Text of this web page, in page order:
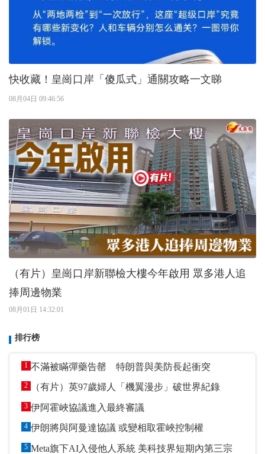
快收藏！皇崗口岸「傻瓜式」通關攻略一文睇
08月04日 09:46:56
（有片）皇崗口岸新聯檢大樓今年啟用 眾多港人追
捧周邊物業
08月01日 14:32:01
排行榜
1 不滿被瞞彈藥告罄 特朗普與美防長起衝突
2 （有片）英97歲婦人「機翼漫步」破世界紀錄
3 伊阿霍峽協議進入最終審議
4 伊朗將與阿曼達協議 或變相取霍峽控制權
5 Meta旗下AI入侵他人系統 美科技界短期內第三宗